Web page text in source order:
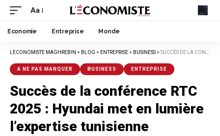
Aa
Economie Entreprise Monde
LECONOMISTE MAGHREBIN > BLOG > ENTREPRISE > BUSINESS > SUCCÈS DE LA CONFÉRENCE RTC 2025 : HYUNDAI MET EN LUMIÈRE L’EXPERTISE TUNISIENNE
A NE PAS MANQUER BUSINESS ENTREPRISE
Succès de la conférence RTC
2025 : Hyundai met en lumière
l’expertise tunisienne